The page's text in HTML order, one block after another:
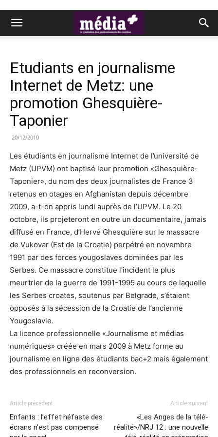
Etudiants en journalisme
Internet de Metz: une
promotion Ghesquière-
Taponier
20/12/2010
Les étudiants en journalisme Internet de l’université de
Metz (UPVM) ont baptisé leur promotion «Ghesquière-
Taponier», du nom des deux journalistes de France 3
retenus en otages en Afghanistan depuis décembre
2009, a-t-on appris lundi auprès de l’UPVM. Le 20
octobre, ils projeteront en outre un documentaire, jamais
diffusé en France, d’Hervé Ghesquière sur le massacre
de Vukovar (Est de la Croatie) perpétré en novembre
1991 par des forces yougoslaves dominées par les
Serbes. Ce massacre constitue l’incident le plus
meurtrier de la guerre de 1991-1995 au cours de laquelle
les Serbes croates, soutenus par Belgrade, s’étaient
opposés à la sécession de la Croatie de l’ancienne
Yougoslavie.
La licence professionnelle «Journalisme et médias
numériques» créée en mars 2009 à Metz forme au
journalisme en ligne des étudiants bac+2 mais également
des professionnels en reconversion.
Article précédent
Enfants : l’effet néfaste des
écrans n’est pas compensé
Article suivant
«Les Anges de la télé-
réalité»/NRJ 12 : une nouvelle